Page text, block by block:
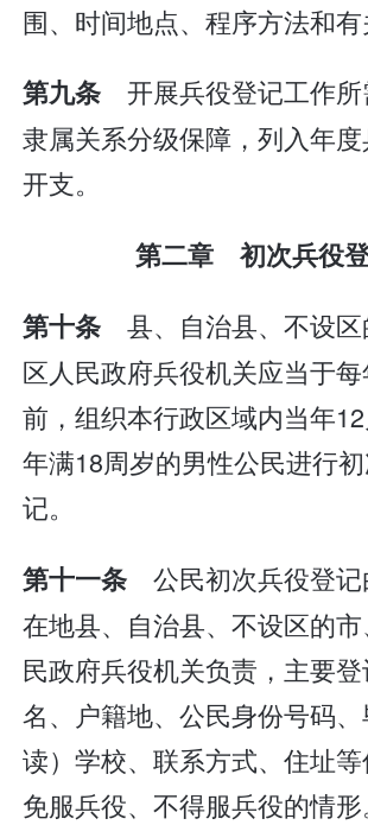
围、时间地点、程序方法和有
第九条开展兵役登记工作
隶属关系分级保障，列入年
开支。
第二章 初次兵役
第十条县、自治县、不设
区人民政府兵役机关应当于
前，组织本行政区域内当年
年满18周岁的男性公民进行
记。
第十一条公民初次兵役登
在地县、自治县、不设区的市
民政府兵役机关负责，主要
名、户籍地、公民身份号码
读）学校、联系方式、住址
免服兵役、不得服兵役的情